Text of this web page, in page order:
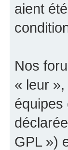
aient
Nos
« leur
équipes
GPL »)